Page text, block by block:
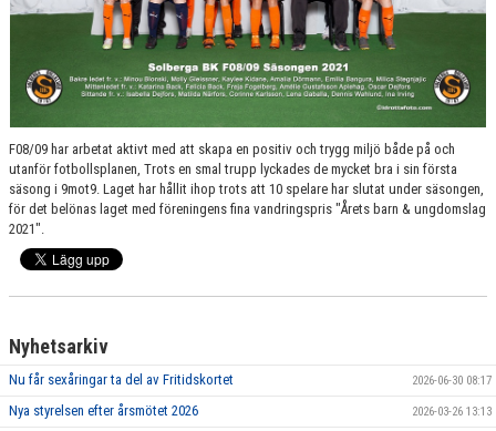
F08/09 har arbetat aktivt med att skapa en positiv och trygg miljö både på och
utanför fotbollsplanen, Trots en smal trupp lyckades de mycket bra i sin första
säsong i 9mot9. Laget har hållit ihop trots att 10 spelare har slutat under säsongen,
för det belönas laget med föreningens fina vandringspris "Årets barn & ungdomslag
2021".
Nyhetsarkiv
Nu får sexåringar ta del av Fritidskortet 2026-06-30 08:17
Nya styrelsen efter årsmötet 2026 2026-03-26 13:13